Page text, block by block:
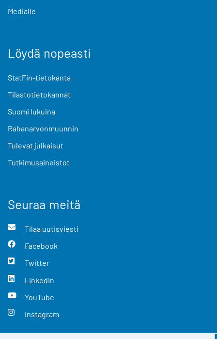
Medialle
Löydä nopeasti
StatFin-tietokanta
Tilastotietokannat
Suomi lukuina
Rahanarvonmuunnin
Tulevat julkaisut
Tutkimusaineistot
Seuraa meitä
Tilaa uutisviesti
Facebook
Twitter
LinkedIn
YouTube
Instagram